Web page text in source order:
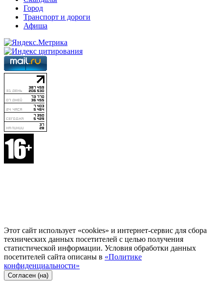
Город
Транспорт и дороги
Афиша
Этот сайт использует «cookies» и интернет-сервис для сбора
технических данных посетителей с целью получения
статистической информации. Условия обработки данных
посетителей сайта описаны в «Политике
конфиденциальности»
Согласен (на)